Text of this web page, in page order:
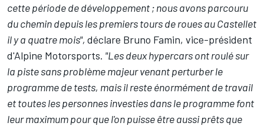
cette période de développement ; nous avons parcouru
du chemin depuis les premiers tours de roues au Castellet
il y a quatre mois", déclare Bruno Famin, vice-président
d'Alpine Motorsports. "Les deux hypercars ont roulé sur
la piste sans problème majeur venant perturber le
programme de tests, mais il reste énormément de travail
et toutes les personnes investies dans le programme font
leur maximum pour que l'on puisse être aussi prêts que